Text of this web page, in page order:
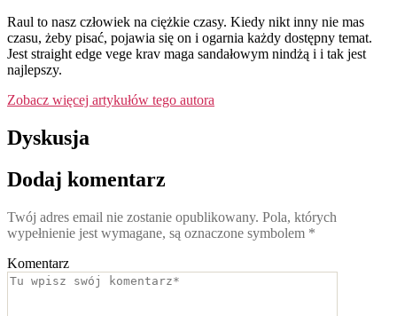
Raul to nasz człowiek na ciężkie czasy. Kiedy nikt inny nie mas
czasu, żeby pisać, pojawia się on i ogarnia każdy dostępny temat.
Jest straight edge vege krav maga sandałowym nindżą i i tak jest
najlepszy.
Zobacz więcej artykułów tego autora
Dyskusja
Dodaj komentarz
Twój adres email nie zostanie opublikowany. Pola, których
wypełnienie jest wymagane, są oznaczone symbolem *
Komentarz